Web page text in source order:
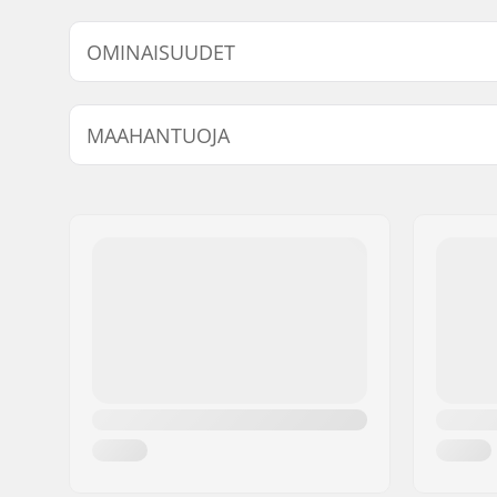
OMINAISUUDET
Tangon leveys:
28"
Stemin halkaisija:
Tangon malli:
Four-
MAAHANTUOJA